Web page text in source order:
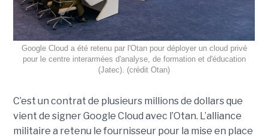
Google Cloud a été retenu par l'Otan pour déployer un cloud privé
pour le centre interarmées d'analyse, de formation et d'éducation
(Jatec). (crédit Otan)
C’est un contrat de plusieurs millions de dollars que
vient de signer Google Cloud avec l’Otan. L’alliance
militaire a retenu le fournisseur pour la mise en place